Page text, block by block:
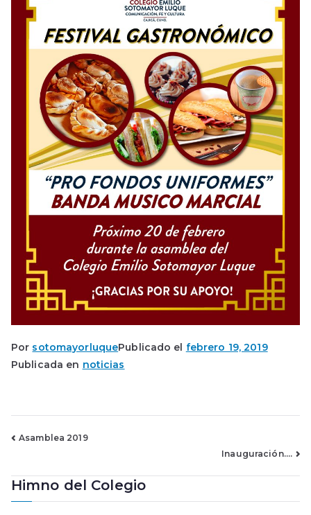
Por sotomayorluquePublicado el febrero 19, 2019
Publicada en noticias
Navegación
de
entradas
Asamblea 2019
Inauguración….
Himno del Colegio